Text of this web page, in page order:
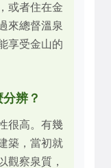
或者住在金
來總督溫泉
享受金山的
辨？
很高。有幾
築，當初就
觀察泉質，